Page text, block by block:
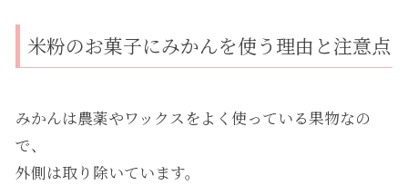
米粉のお菓子にみかんを使う理由と注意点
みかんは農薬やワックスをよく使っている果物なの
で、
外側は取り除いています。